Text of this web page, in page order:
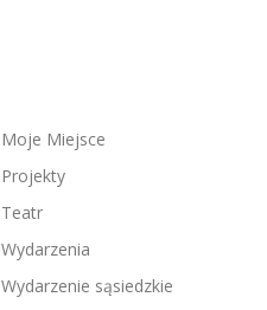
Moje Miejsce
Projekty
Teatr
Wydarzenia
Wydarzenie sąsiedzkie